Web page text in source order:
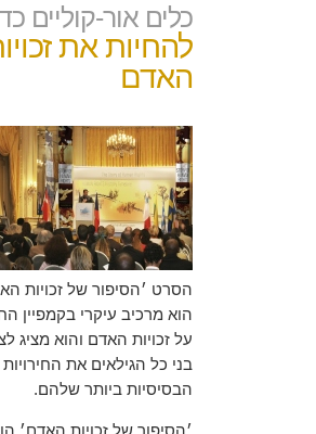
כלים אור-קוליים
להחיות את
האדם
הסרט ׳הסיפור של זכויות
הוא מרכיב עיקרי בקמפיין
על זכויות האדם והוא מציג
בני כל הגילאים את החירויות
הבסיסיות ביותר שלהם.
׳הסיפור של זכויות האדם׳